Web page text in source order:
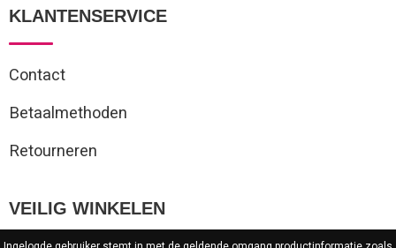
KLANTENSERVICE
Contact
Betaalmethoden
Retourneren
VEILIG WINKELEN